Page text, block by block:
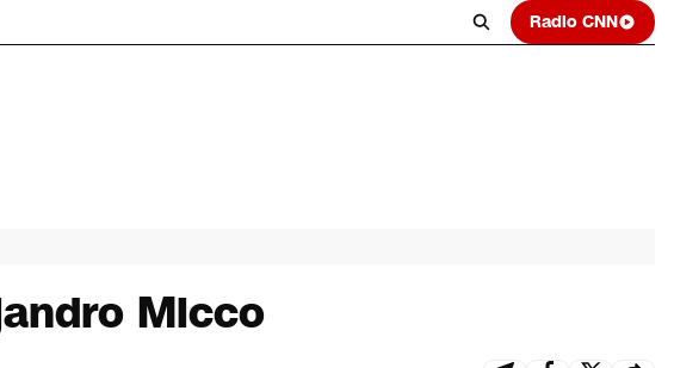
Radio CNN
Micco